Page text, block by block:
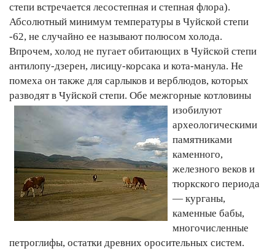
степи встречается лесостепная и степная флора).
Абсолютный минимум температуры в Чуйской степи
-62, не случайно ее называют полюсом холода.
Впрочем, холод не пугает обитающих в Чуйской степи
антилопу-дзерен, лисицу-корсака и кота-манула. Не
помеха он также для сарлыков и верблюдов, которых
разводят в Чуйской степи. Обе межгорные котловины
изобилуют
археологическими
памятниками
каменного,
железного веков и
тюркского периода
— курганы,
каменные бабы,
многочисленные
петроглифы, остатки древних оросительных систем.